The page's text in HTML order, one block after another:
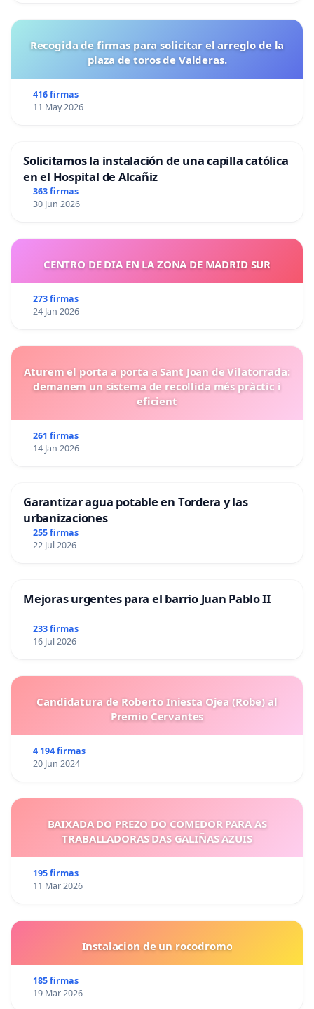
Recogida de firmas para solicitar el arreglo de la
plaza de toros de Valderas.
416 firmas
11 May 2026
Solicitamos la instalación de una capilla católica
en el Hospital de Alcañiz
363 firmas
30 Jun 2026
CENTRO DE DIA EN LA ZONA DE MADRID SUR
273 firmas
24 Jan 2026
Aturem el porta a porta a Sant Joan de Vilatorrada:
demanem un sistema de recollida més pràctic i
eficient
261 firmas
14 Jan 2026
Garantizar agua potable en Tordera y las
urbanizaciones
255 firmas
22 Jul 2026
Mejoras urgentes para el barrio Juan Pablo II
233 firmas
16 Jul 2026
Candidatura de Roberto Iniesta Ojea (Robe) al
Premio Cervantes
4 194 firmas
20 Jun 2024
BAIXADA DO PREZO DO COMEDOR PARA AS
TRABALLADORAS DAS GALIÑAS AZUIS
195 firmas
11 Mar 2026
Instalacion de un rocodromo
185 firmas
19 Mar 2026